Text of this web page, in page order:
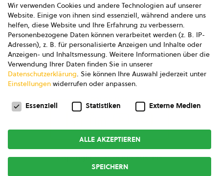
AGB
AGB Marketing GmbH
AGB Bildung
Newsletter
Copyright © 2026bio austria
Wir verwenden Cookies und andere Technologien auf unserer
Website. Einige von ihnen sind essenziell, während andere uns
helfen, diese Website und Ihre Erfahrung zu verbessern.
Personenbezogene Daten können verarbeitet werden (z. B. IP-
Adressen), z. B. für personalisierte Anzeigen und Inhalte oder
Anzeigen- und Inhaltsmessung. Weitere Informationen über die
Verwendung Ihrer Daten finden Sie in unserer
Datenschutzerklärung. Sie können Ihre Auswahl jederzeit unter
Einstellungen widerrufen oder anpassen.
Datenschutzeinstellungen
Essenziell Statistiken Externe Medien
ALLE AKZEPTIEREN
SPEICHERN